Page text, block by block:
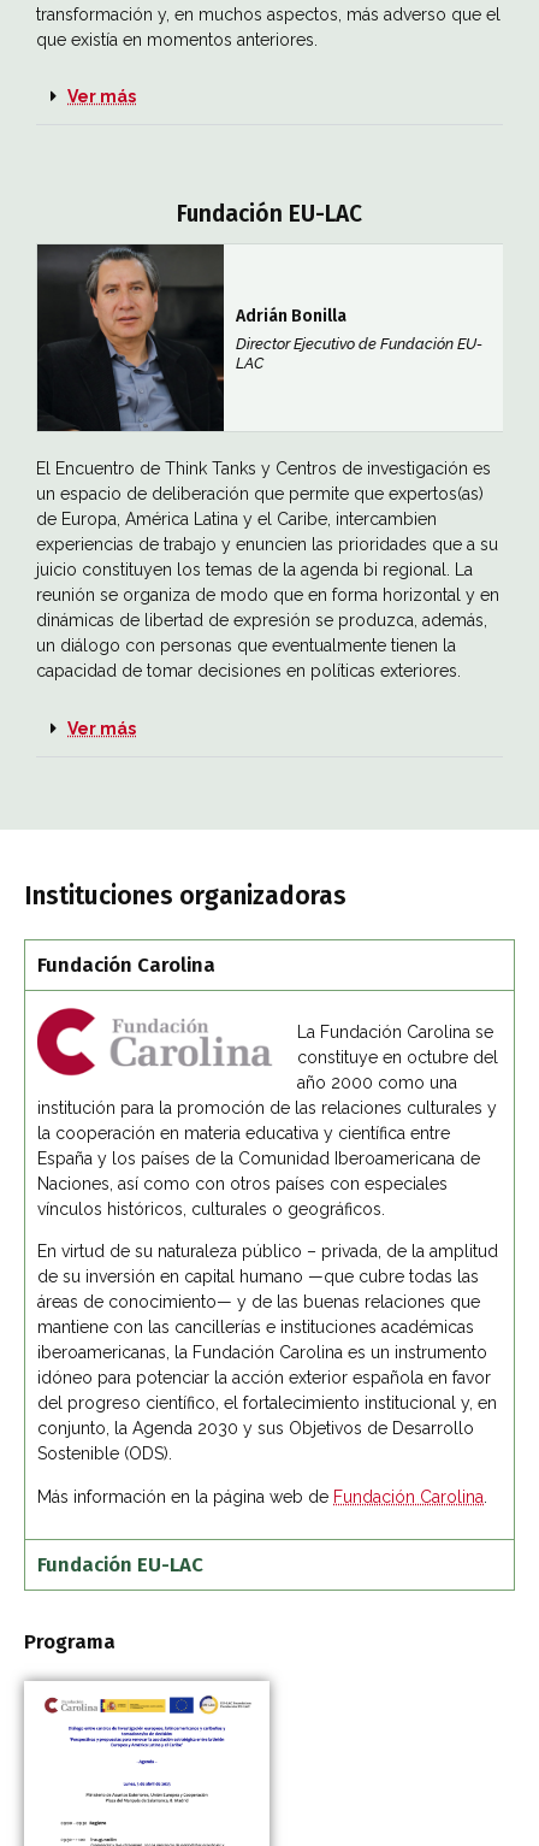
transformación y, en muchos aspectos, más adverso que el
que existía en momentos anteriores.
Ver más
Fundación EU-LAC
Adrián Bonilla
Director Ejecutivo de Fundación EU-
LAC
El Encuentro de Think Tanks y Centros de investigación es
un espacio de deliberación que permite que expertos(as)
de Europa, América Latina y el Caribe, intercambien
experiencias de trabajo y enuncien las prioridades que a su
juicio constituyen los temas de la agenda bi regional. La
reunión se organiza de modo que en forma horizontal y en
dinámicas de libertad de expresión se produzca, además,
un diálogo con personas que eventualmente tienen la
capacidad de tomar decisiones en políticas exteriores.
Ver más
Instituciones organizadoras
Fundación Carolina
La Fundación Carolina se
constituye en octubre del
año 2000 como una
institución para la promoción de las relaciones culturales y
la cooperación en materia educativa y científica entre
España y los países de la Comunidad Iberoamericana de
Naciones, así como con otros países con especiales
vínculos históricos, culturales o geográficos.
En virtud de su naturaleza público – privada, de la amplitud
de su inversión en capital humano —que cubre todas las
áreas de conocimiento— y de las buenas relaciones que
mantiene con las cancillerías e instituciones académicas
iberoamericanas, la Fundación Carolina es un instrumento
idóneo para potenciar la acción exterior española en favor
del progreso científico, el fortalecimiento institucional y, en
conjunto, la Agenda 2030 y sus Objetivos de Desarrollo
Sostenible (ODS).
Más información en la página web de Fundación Carolina
Fundación EU-LAC
Programa